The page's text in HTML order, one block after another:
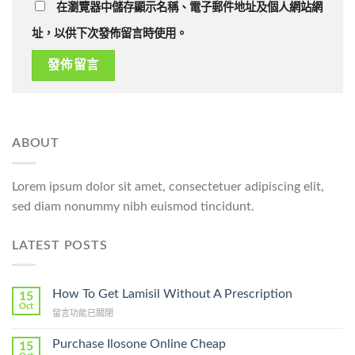
在瀏覽器中儲存顯示名稱、電子郵件地址及個人網站網
址，以供下次發佈留言時使用。
ABOUT
Lorem ipsum dolor sit amet, consectetuer adipiscing elit,
sed diam nonummy nibh euismod tincidunt.
LATEST POSTS
15
Oct
How To Get Lamisil Without A Prescription
在
To
留言功能已關閉
15 Purchase Ilosone Online Cheap